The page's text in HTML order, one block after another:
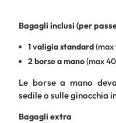
Bagagli inclusi (per
1 valigia standard(max
2 borse a mano(max
Le borse a mano
sedile o sulle ginocchia
Bagagli extra